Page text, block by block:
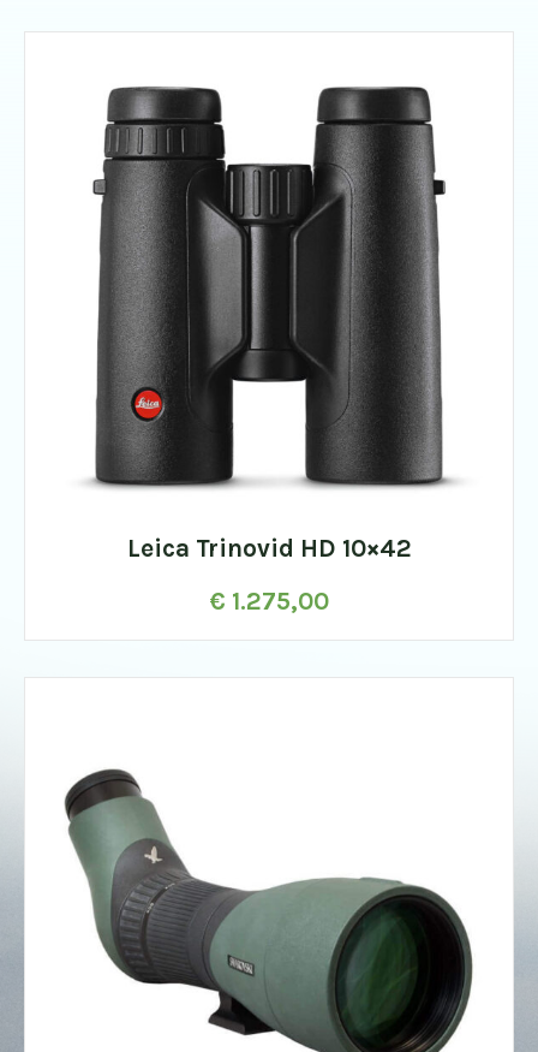
Leica Trinovid HD 10×42
€ 1.275,00